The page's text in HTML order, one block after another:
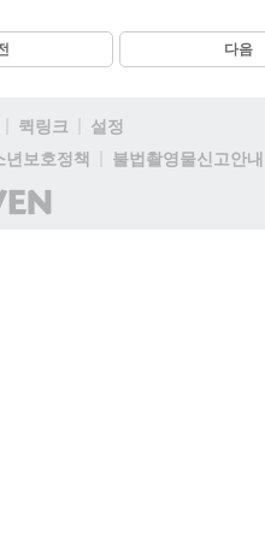
다음
퀵링크
설정
년보호정책
불법촬영물신고안내
)